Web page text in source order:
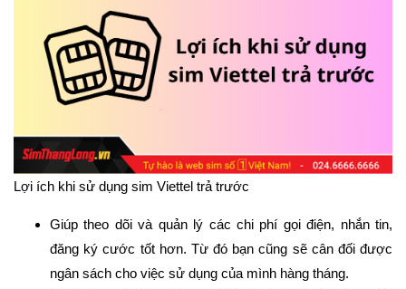
Lợi ích khi sử dụng sim Viettel trả trước
Giúp theo dõi và quản lý các chi phí gọi điện, nhắn tin,
đăng ký cước tốt hơn. Từ đó bạn cũng sẽ cân đối được
ngân sách cho việc sử dụng của mình hàng tháng.